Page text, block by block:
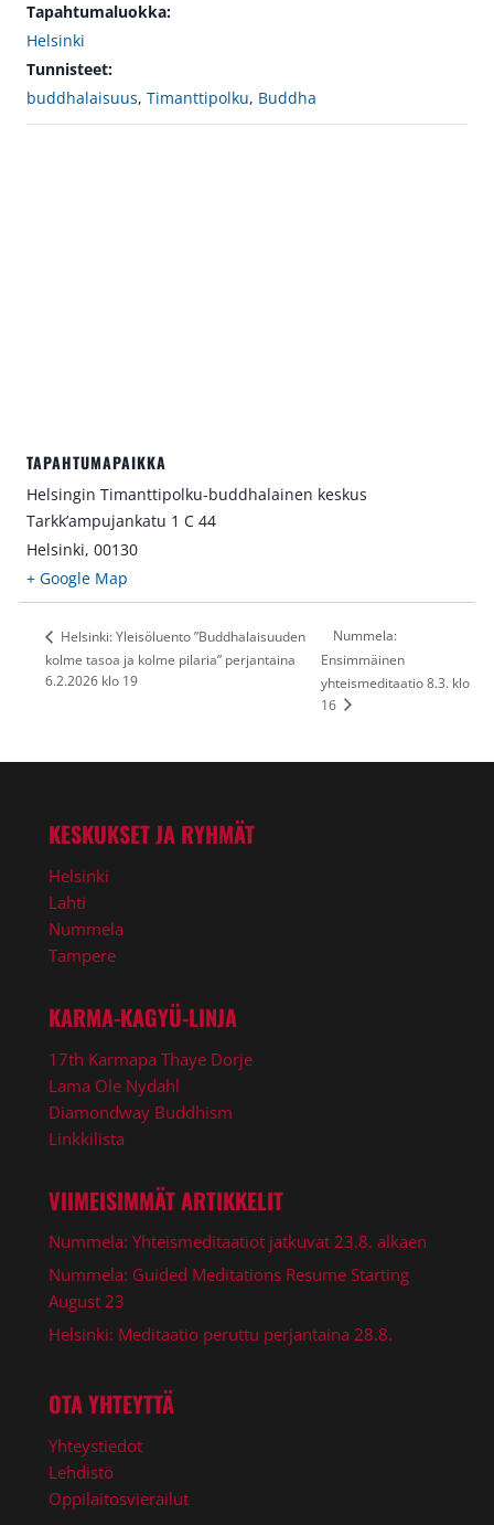
Tapahtumaluokka:
Helsinki
Tunnisteet:
buddhalaisuus, Timanttipolku, Buddha
TAPAHTUMAPAIKKA
Helsingin Timanttipolku-buddhalainen keskus
Tarkk’ampujankatu 1 C 44
Helsinki, 00130
+ Google Map
Helsinki: Yleisöluento ”Buddhalaisuuden
kolme tasoa ja kolme pilaria” perjantaina
6.2.2026 klo 19
Nummela:
Ensimmäinen
yhteismeditaatio 8.3. klo
16
KESKUKSET JA RYHMÄT
Helsinki
Lahti
Nummela
Tampere
KARMA-KAGYÜ-LINJA
17th Karmapa Thaye Dorje
Lama Ole Nydahl
Diamondway Buddhism
Linkkilista
VIIMEISIMMÄT ARTIKKELIT
Nummela: Yhteismeditaatiot jatkuvat 23.8. alkaen
Nummela: Guided Meditations Resume Starting
August 23
Helsinki: Meditaatio peruttu perjantaina 28.8.
OTA YHTEYTTÄ
Yhteystiedot
Lehdistö
Oppilaitosvierailut